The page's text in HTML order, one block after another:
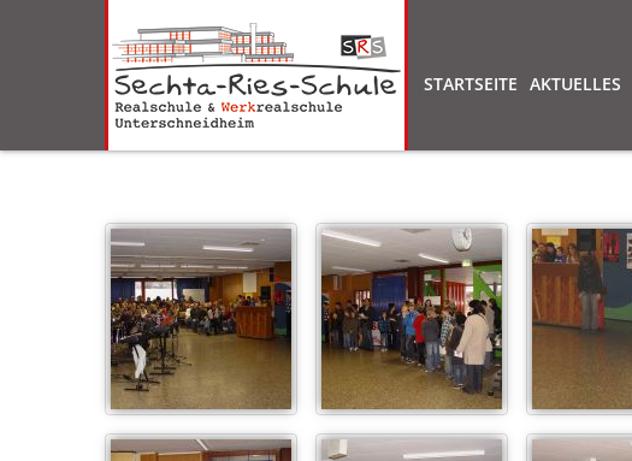
STARTSEITE AKTUELLES